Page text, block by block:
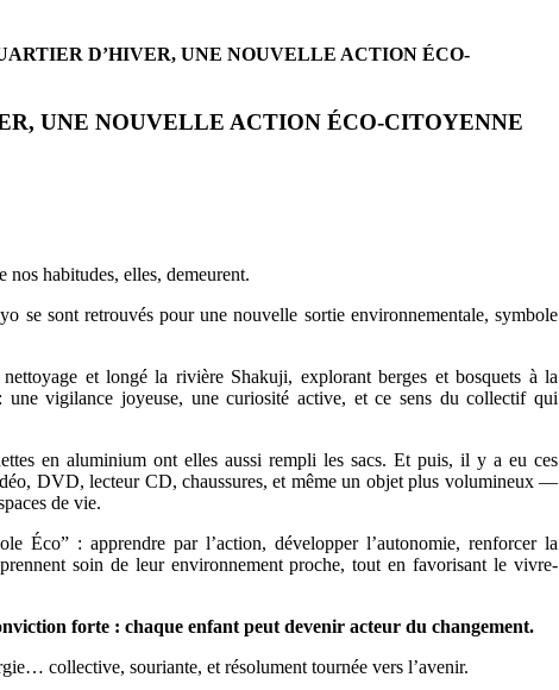
D’HIVER, UNE NOUVELLE ACTION ÉCO-
UNE NOUVELLE ACTION ÉCO-CITOYENNE
habitudes, elles, demeurent.
se sont retrouvés pour une nouvelle sortie environnementale, symbole
et longé la rivière Shakuji, explorant berges et bosquets à la
une vigilance joyeuse, une curiosité active, et ce sens du collectif qui
en aluminium ont elles aussi rempli les sacs. Et puis, il y a eu ces
DVD, lecteur CD, chaussures, et même un objet plus volumineux —
de vie.
Éco” : apprendre par l’action, développer l’autonomie, renforcer la
soin de leur environnement proche, tout en favorisant le vivre-
forte : chaque enfant peut devenir acteur du changement.
collective, souriante, et résolument tournée vers l’avenir.